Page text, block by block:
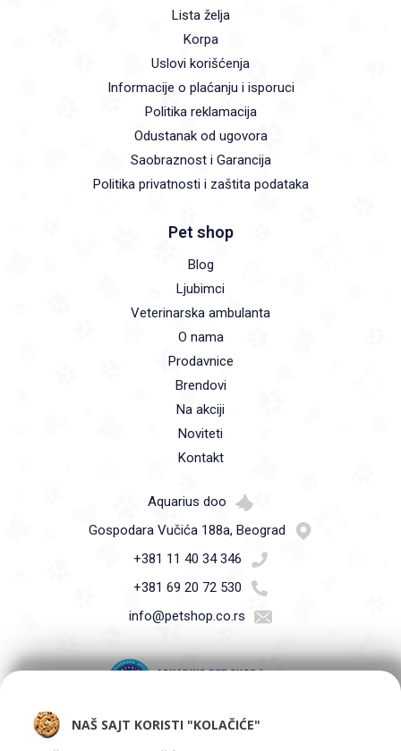
Lista želja
Korpa
Uslovi korišćenja
Informacije o plaćanju i isporuci
Politika reklamacija
Odustanak od ugovora
Saobraznost i Garancija
Politika privatnosti i zaštita podataka
Pet shop
Blog
Ljubimci
Veterinarska ambulanta
O nama
Prodavnice
Brendovi
Na akciji
Noviteti
Kontakt
Aquarius doo
Gospodara Vučića 188a, Beograd
+381 11 40 34 346
+381 69 20 72 530
info@petshop.co.rs
Pet Shop Aquarius - Vaši ljubimci zaslužuju samo najbolje -
NAŠ SAJT KORISTI "KOLAČIĆE"